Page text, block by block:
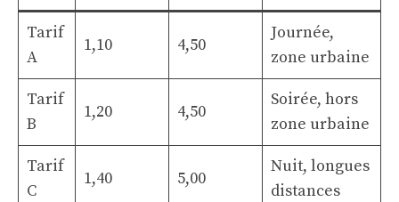
Tarif
A
1,10 4,50
Journée,
zone urbaine
Tarif
B
1,20 4,50
Soirée, hors
zone urbaine
Tarif
C
1,40 5,00
Nuit, longues
distances